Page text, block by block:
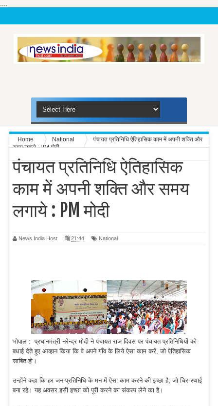
....
Home National
पंचायत प्रतिनिधि ऐतिहासिक काम में अपनी शक्ति और
समय लगाये : PM मोदी
पंचायत प्रतिनिधि ऐतिहासिक
काम में अपनी शक्ति और समय
लगाये : PM मोदी
News India Host 21:44 National
भोपाल : प्रधानमंत्री नरेन्द्र मोदी ने पंचायत राज दिवस पर पंचायत प्रतिनिधियों को
बधाई देते हुए आव्हान किया कि वे अपने गाँव के लिये ऐसा काम करें, जो ऐतिहासिक
साबित हो।
उन्होंने कहा कि हर जन-प्रतिनिधि के मन में ऐसा काम करने की इच्छा है, जो चिर-स्थाई
बना रहे। यह अवसर इसी इच्छा को पूरी करने का संकल्प लेने का है।